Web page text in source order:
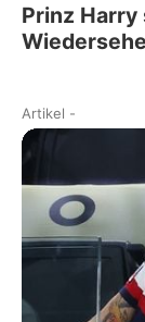
Prinz
Artikel -